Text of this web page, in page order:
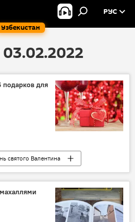
Узбекистан
РУС
для
святого Валентина